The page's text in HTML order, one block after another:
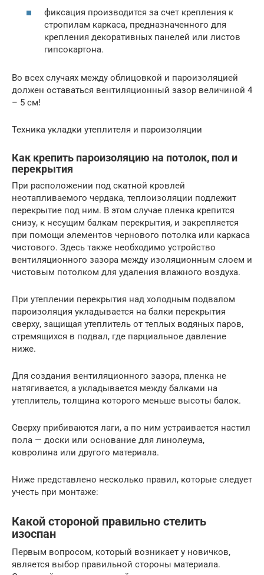
фиксация производится за счет крепления к
стропилам каркаса, предназначенного для
крепления декоративных панелей или листов
гипсокартона.
Во всех случаях между облицовкой и пароизоляцией
должен оставаться вентиляционный зазор величиной 4
– 5 см!
Техника укладки утеплителя и пароизоляции
Как крепить пароизоляцию на потолок, пол и
перекрытия
При расположении под скатной кровлей
неотапливаемого чердака, теплоизоляции подлежит
перекрытие под ним. В этом случае пленка крепится
снизу, к несущим балкам перекрытия, и закрепляется
при помощи элементов чернового потолка или каркаса
чистового. Здесь также необходимо устройство
вентиляционного зазора между изоляционным слоем и
чистовым потолком для удаления влажного воздуха.
При утеплении перекрытия над холодным подвалом
пароизоляция укладывается на балки перекрытия
сверху, защищая утеплитель от теплых водяных паров,
стремящихся в подвал, где парциальное давление
ниже.
Для создания вентиляционного зазора, пленка не
натягивается, а укладывается между балками на
утеплитель, толщина которого меньше высоты балок.
Сверху прибиваются лаги, а по ним устраивается настил
пола — доски или основание для линолеума,
ковролина или другого материала.
Ниже представлено несколько правил, которые следует
учесть при монтаже:
Какой стороной правильно стелить
изоспан
Первым вопросом, который возникает у новичков,
является выбор правильной стороны материала.